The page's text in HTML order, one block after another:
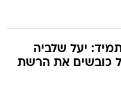
יעל שלביה
כובשים את הרשת